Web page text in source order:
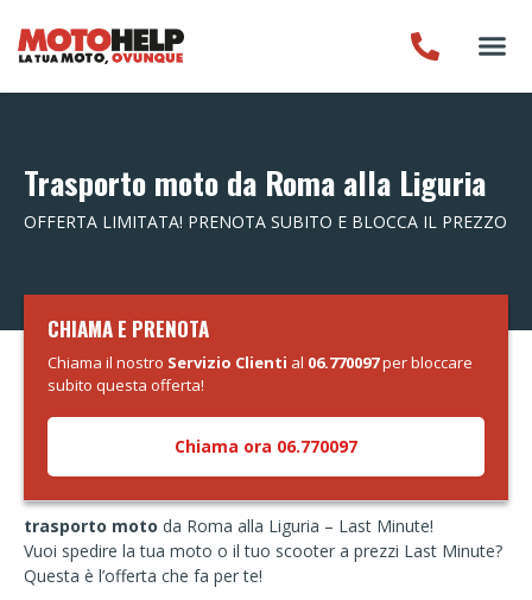
Trasporto moto da Roma alla Liguria
OFFERTA LIMITATA! PRENOTA SUBITO E BLOCCA IL PREZZO
trasporto moto da Roma alla Liguria – Last Minute!
Vuoi spedire la tua moto o il tuo scooter a prezzi Last Minute?
Questa è l’offerta che fa per te!
CHIAMA E PRENOTA
Chiama il nostro Servizio Clienti al 06.770097per bloccare
subito questa offerta!
Chiama ora 06.770097